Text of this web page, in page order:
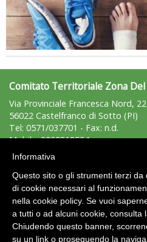
Comitato Territoriale Zona Del
Via Provinciale Francesca Nord,
56022 Castelfranco di Sotto (PI)
Tel: 0571/037701 - Fax: n.d.
Mobile: 3929818534
e-mail:zonadelcuoio@uisp.it
P.Iva: 01224730505
Area Riservata 2.0
Informativa
Questo sito o gli strumenti terzi
di cookie necessari al
nella cookie policy. Se vuoi
a tutti o ad alcuni cookie, consulta
Chiudendo questo banner,
su un link o proseguendo la